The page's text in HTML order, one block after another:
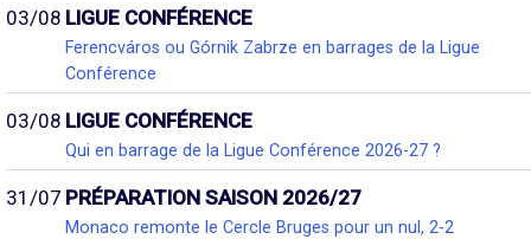
03/08 LIGUE CONFÉRENCE
Ferencváros ou Górnik Zabrze en barrages de la Ligue
Conférence
03/08 LIGUE CONFÉRENCE
Qui en barrage de la Ligue Conférence 2026-27 ?
31/07 PRÉPARATION SAISON 2026/27
Monaco remonte le Cercle Bruges pour un nul, 2-2